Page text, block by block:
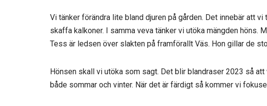
Vi tänker förändra lite bland djuren på gården. Det innebär att vi
skaffa kalkoner. I samma veva tänker vi utöka mängden höns.
Tess är ledsen över slakten på framförallt Väs. Hon gillar de
Hönsen skall vi utöka som sagt. Det blir blandraser 2023 så
både sommar och vinter. När det är färdigt så kommer vi